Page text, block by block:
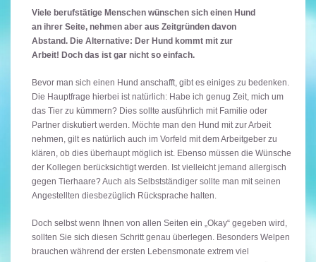
Viele berufstätige Menschen wünschen sich einen Hund
an ihrer Seite, nehmen aber aus Zeitgründen davon
Abstand. Die Alternative: Der Hund kommt mit zur
Arbeit! Doch das ist gar nicht so einfach.
Bevor man sich einen Hund anschafft, gibt es einiges zu bedenken.
Die Hauptfrage hierbei ist natürlich: Habe ich genug Zeit, mich um
das Tier zu kümmern? Dies sollte ausführlich mit Familie oder
Partner diskutiert werden. Möchte man den Hund mit zur Arbeit
nehmen, gilt es natürlich auch im Vorfeld mit dem Arbeitgeber zu
klären, ob dies überhaupt möglich ist. Ebenso müssen die Wünsche
der Kollegen berücksichtigt werden. Ist vielleicht jemand allergisch
gegen Tierhaare? Auch als Selbstständiger sollte man mit seinen
Angestellten diesbezüglich Rücksprache halten.
Doch selbst wenn Ihnen von allen Seiten ein „Okay“ gegeben wird,
sollten Sie sich diesen Schritt genau überlegen. Besonders Welpen
brauchen während der ersten Lebensmonate extrem viel